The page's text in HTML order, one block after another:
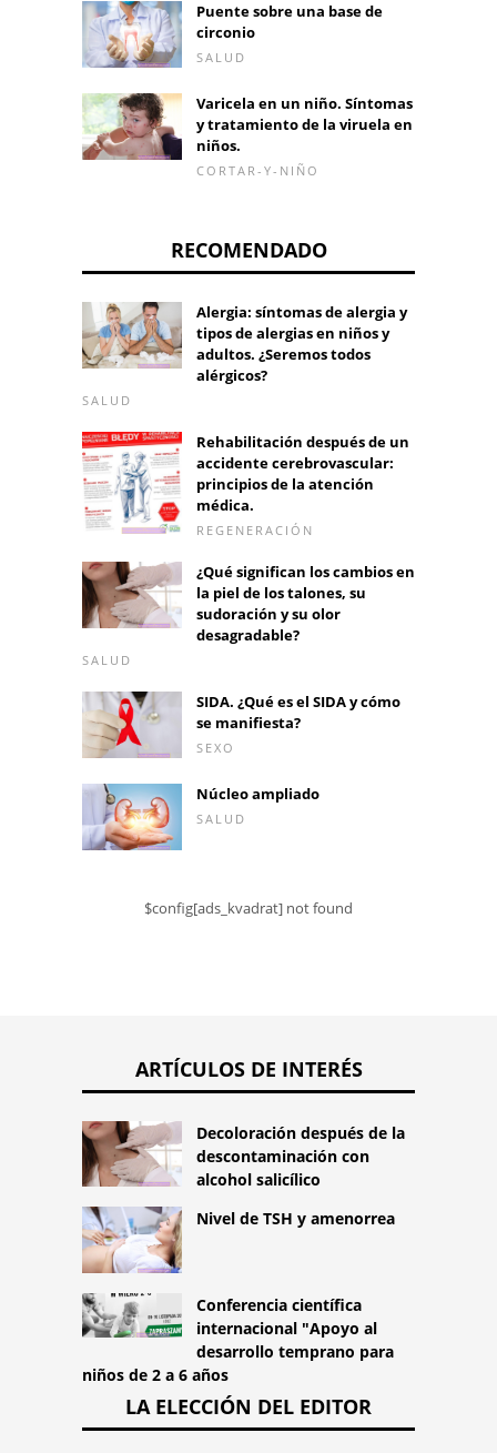
Puente sobre una base de
circonio
SALUD
Varicela en un niño. Síntomas
y tratamiento de la viruela en
niños.
CORTAR-Y-NIÑO
RECOMENDADO
Alergia: síntomas de alergia y
tipos de alergias en niños y
adultos. ¿Seremos todos
alérgicos?
SALUD
Rehabilitación después de un
accidente cerebrovascular:
principios de la atención
médica.
REGENERACIÓN
¿Qué significan los cambios en
la piel de los talones, su
sudoración y su olor
desagradable?
SALUD
SIDA. ¿Qué es el SIDA y cómo
se manifiesta?
SEXO
Núcleo ampliado
SALUD
$config[ads_kvadrat] not found
ARTÍCULOS DE INTERÉS
Decoloración después de la
descontaminación con
alcohol salicílico
Nivel de TSH y amenorrea
Conferencia científica
internacional "Apoyo al
desarrollo temprano para
niños de 2 a 6 años
LA ELECCIÓN DEL EDITOR